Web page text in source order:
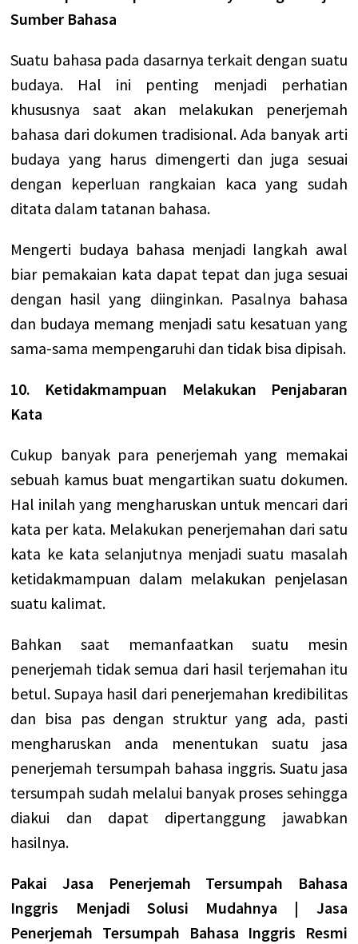
Sumber Bahasa
Suatu bahasa pada dasarnya terkait dengan suatu
budaya. Hal ini penting menjadi perhatian
khususnya saat akan melakukan penerjemah
bahasa dari dokumen tradisional. Ada banyak arti
budaya yang harus dimengerti dan juga sesuai
dengan keperluan rangkaian kaca yang sudah
ditata dalam tatanan bahasa.
Mengerti budaya bahasa menjadi langkah awal
biar pemakaian kata dapat tepat dan juga sesuai
dengan hasil yang diinginkan. Pasalnya bahasa
dan budaya memang menjadi satu kesatuan yang
sama-sama mempengaruhi dan tidak bisa dipisah.
10. Ketidakmampuan Melakukan Penjabaran
Kata
Cukup banyak para penerjemah yang memakai
sebuah kamus buat mengartikan suatu dokumen.
Hal inilah yang mengharuskan untuk mencari dari
kata per kata. Melakukan penerjemahan dari satu
kata ke kata selanjutnya menjadi suatu masalah
ketidakmampuan dalam melakukan penjelasan
suatu kalimat.
Bahkan saat memanfaatkan suatu mesin
penerjemah tidak semua dari hasil terjemahan itu
betul. Supaya hasil dari penerjemahan kredibilitas
dan bisa pas dengan struktur yang ada, pasti
mengharuskan anda menentukan suatu jasa
penerjemah tersumpah bahasa inggris. Suatu jasa
tersumpah sudah melalui banyak proses sehingga
diakui dan dapat dipertanggung jawabkan
hasilnya.
Pakai Jasa Penerjemah Tersumpah Bahasa
Inggris Menjadi Solusi Mudahnya | Jasa
Penerjemah Tersumpah Bahasa Inggris Resmi